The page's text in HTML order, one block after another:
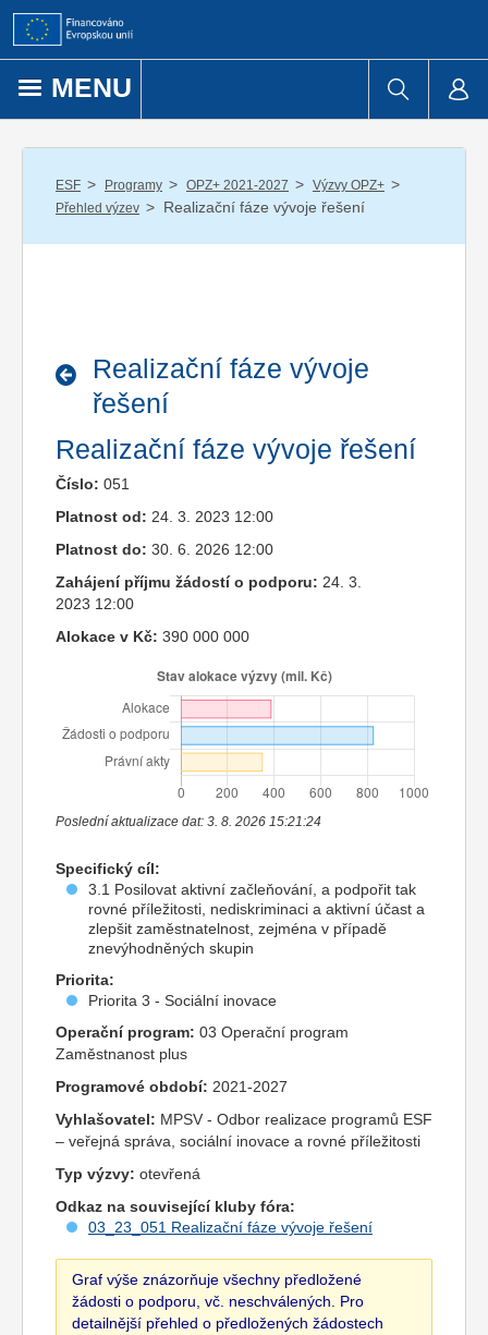
Přejít k obsahu
MENU
ESF / Programy / OPZ+ 2021-2027 / Výzvy OPZ+ /
Přehled výzev / Realizační fáze vývoje řešení
Realizační fáze vývoje
řešení
Realizační fáze vývoje řešení
Číslo: 051
Platnost od: 24. 3. 2023 12:00
Platnost do: 30. 6. 2026 12:00
Zahájení příjmu žádostí o podporu: 24. 3.
2023 12:00
Alokace v Kč: 390 000 000
Poslední aktualizace dat: 3. 8. 2026 15:21:24
Specifický cíl:
3.1 Posilovat aktivní začleňování, a podpořit tak
rovné příležitosti, nediskriminaci a aktivní účast a
zlepšit zaměstnatelnost, zejména v případě
znevýhodněných skupin
Priorita:
Priorita 3 - Sociální inovace
Operační program: 03 Operační program
Zaměstnanost plus
Programové období: 2021-2027
Vyhlašovatel: MPSV - Odbor realizace programů ESF
– veřejná správa, sociální inovace a rovné příležitosti
Typ výzvy: otevřená
Odkaz na související kluby fóra:
03_23_051 Realizační fáze vývoje řešení
Graf výše znázorňuje všechny předložené
žádosti o podporu, vč. neschválených. Pro
detailnější přehled o předložených žádostech